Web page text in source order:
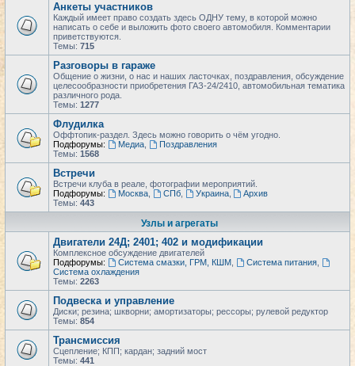
Анкеты участников
Каждый имеет право создать здесь ОДНУ тему, в которой можно
написать о себе и выложить фото своего автомобиля. Комментарии
приветствуются.
Темы: 715
Разговоры в гараже
Общение о жизни, о нас и наших ласточках, поздравления, обсуждение
целесообразности приобретения ГАЗ-24/2410, автомобильная тематика
различного рода.
Темы: 1277
Флудилка
Оффтопик-раздел. Здесь можно говорить о чём угодно.
Подфорумы:
Медиа,
Поздравления
Темы: 1568
Встречи
Встречи клуба в реале, фотографии мероприятий.
Подфорумы:
Москва, СПб, Украина,
Архив
Темы: 443
Узлы и агрегаты
Двигатели 24Д; 2401; 402 и модификации
Комплексное обсуждение двигателей
Подфорумы:
Система смазки, ГРМ, КШМ, Система питания,
Система охлаждения
Темы: 2263
Подвеска и управление
Диски; резина; шкворни; амортизаторы; рессоры; рулевой редуктор
Темы: 854
Трансмиссия
Сцепление; КПП; кардан; задний мост
Темы: 441